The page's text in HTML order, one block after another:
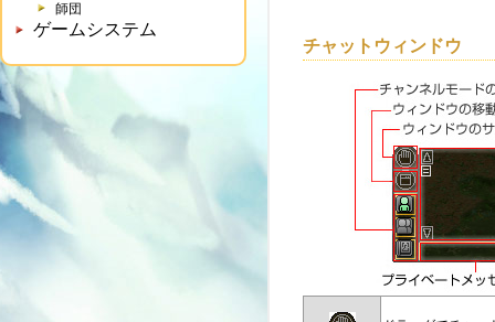
師団
ゲームシステム
チャットウィンドウ